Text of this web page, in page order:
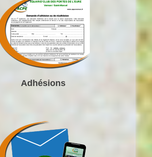
Adhésions